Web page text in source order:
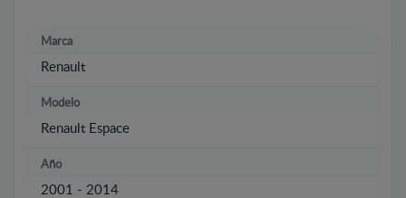
Marca
Renault
Modelo
Renault Espace
Año
2001 - 2014